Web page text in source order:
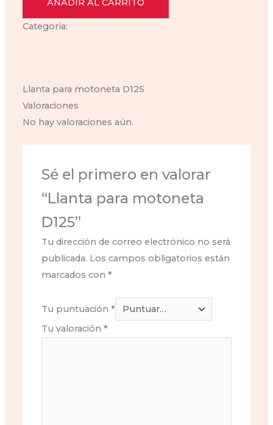
D125
cantidad
AÑADIR AL CARRITO
Categoría:
Llanta para motoneta D125
Valoraciones
No hay valoraciones aún.
Sé el primero en valorar
“Llanta para motoneta
D125”
Tu dirección de correo electrónico no será
publicada. Los campos obligatorios están
marcados con*
Tu puntuación*
Tu valoración*